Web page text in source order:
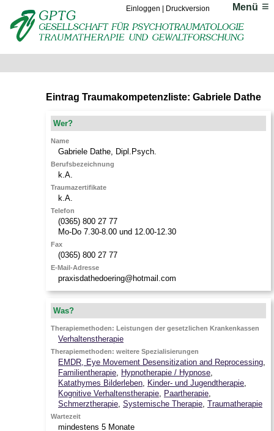
Menü
Einloggen Druckversion
Eintrag Traumakompetenzliste: Gabriele Dathe
Wer?
Name
Gabriele Dathe, Dipl.Psych.
Berufsbezeichnung
k.A.
Traumazertifikate
k.A.
Telefon
(0365) 800 27 77
Mo-Do 7.30-8.00 und 12.00-12.30
Fax
(0365) 800 27 77
E-Mail-Adresse
praxisdathedoering@hotmail.com
Was?
Therapiemethoden: Leistungen der gesetzlichen Krankenkassen
Verhaltenstherapie
Therapiemethoden: weitere Spezialisierungen
EMDR, Eye Movement Desensitization and Reprocessing,
Familientherapie, Hypnotherapie / Hypnose,
Katathymes Bilderleben, Kinder- und Jugendtherapie,
Kognitive Verhaltenstherapie, Paartherapie,
Schmerztherapie, Systemische Therapie, Traumatherapie
Wartezeit
mindestens 5 Monate